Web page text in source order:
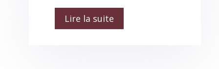
Lire la suite